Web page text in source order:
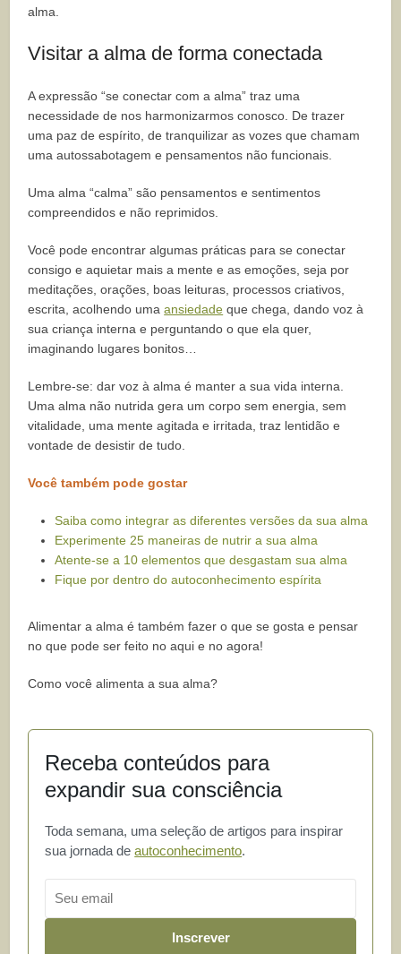
alma.
Visitar a alma de forma conectada
A expressão “se conectar com a alma” traz uma
necessidade de nos harmonizarmos conosco. De trazer
uma paz de espírito, de tranquilizar as vozes que chamam
uma autossabotagem e pensamentos não funcionais.
Uma alma “calma” são pensamentos e sentimentos
compreendidos e não reprimidos.
Você pode encontrar algumas práticas para se conectar
consigo e aquietar mais a mente e as emoções, seja por
meditações, orações, boas leituras, processos criativos,
escrita, acolhendo umaansiedade que chega, dando voz à
sua criança interna e perguntando o que ela quer,
imaginando lugares bonitos…
Lembre-se: dar voz à alma é manter a sua vida interna.
Uma alma não nutrida gera um corpo sem energia, sem
vitalidade, uma mente agitada e irritada, traz lentidão e
vontade de desistir de tudo.
Você também pode gostar
Saiba como integrar as diferentes versões da sua alma
Experimente 25 maneiras de nutrir a sua alma
Atente-se a 10 elementos que desgastam sua alma
Fique por dentro do autoconhecimento espírita
Alimentar a alma é também fazer o que se gosta e pensar
no que pode ser feito no aqui e no agora!
Como você alimenta a sua alma?
Receba conteúdos para
expandir sua consciência
Toda semana, uma seleção de artigos para inspirar
sua jornada deautoconhecimento.
Inscrever